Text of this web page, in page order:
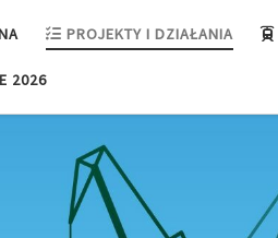
PROJEKTY I DZIAŁANIA
2026